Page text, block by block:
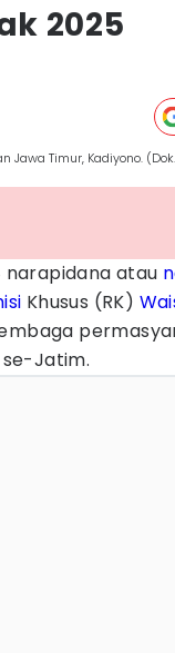
2025
Jawa Timur, Kadiyono.
narapidana atau
Khusus (RK)
Jatim.